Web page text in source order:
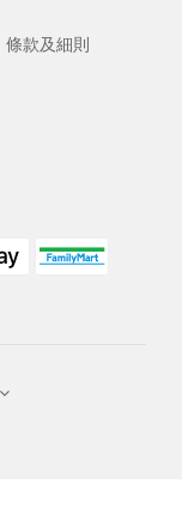
條款及細則